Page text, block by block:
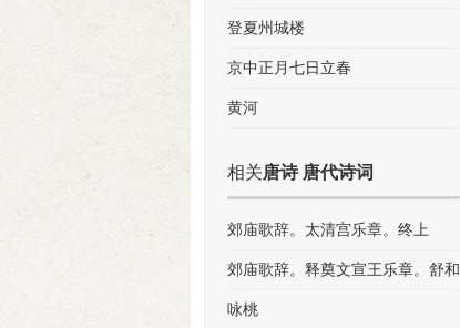
登夏州城楼
京中正月七日立春
黄河
相关唐诗 唐代诗词
郊庙歌辞。太清宫乐章。终上
郊庙歌辞。释奠文宣王乐章。舒和
咏桃